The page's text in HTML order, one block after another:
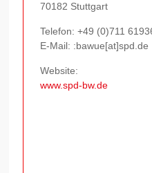
70182 Stuttgart
Telefon:+49 (0)711
E-Mail: :bawue[at]spd.de
Website:
www.spd-bw.de